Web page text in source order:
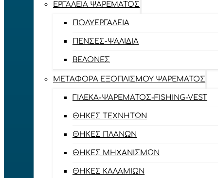
EΡΓΑΛΕΊΑ ΨΑΡΈΜΑΤΟΣ
ΠΟΛΥΕΡΓΑΛΕΊΑ
ΠΈΝΣΕΣ-ΨΑΛΊΔΙΑ
ΒΕΛΌΝΕΣ
ΜΕΤΑΦΟΡΆ ΕΞΟΠΛΙΣΜΟΎ ΨΑΡΈΜΑΤΟΣ
ΓΙΛΈΚΑ-ΨΑΡΈΜΑΤΟΣ-FISHING-VEST
ΘΉΚΕΣ ΤΕΧΝΗΤΏΝ
ΘΉΚΕΣ ΠΛΆΝΩΝ
ΘΉΚΕΣ ΜΗΧΑΝΙΣΜΏΝ
ΘΉΚΕΣ ΚΑΛΑΜΙΏΝ